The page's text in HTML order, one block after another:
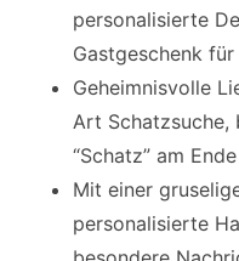
personalisierte
Gastgeschenk
Geheimnisvolle
Art Schatzsuche,
“Schatz” am
Mit einer
personalisierte